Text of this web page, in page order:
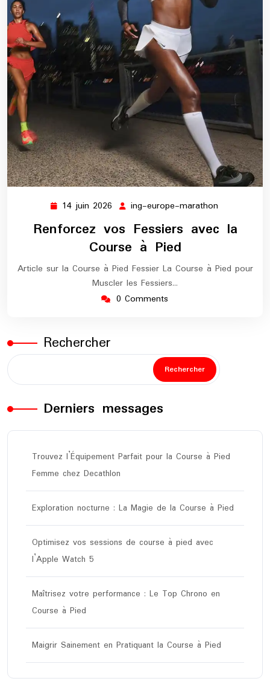
14 juin 2026 14
2026
ing-europe-marathon
europe-
marathon
Renforcez vos Fessiers avec la
Course à Pied
Article sur la Course à Pied Fessier La Course à Pied pour
Muscler les Fessiers…
0 Comments
Rechercher
Rechercher
Derniers messages
Trouvez l’Équipement Parfait pour la Course à Pied
Femme chez Decathlon
Exploration nocturne : La Magie de la Course à Pied
Optimisez vos sessions de course à pied avec
l’Apple Watch 5
Maîtrisez votre performance : Le Top Chrono en
Course à Pied
Maigrir Sainement en Pratiquant la Course à Pied